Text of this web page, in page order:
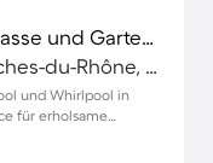
Ferienhaus mit Whirlpool, Terrasse und Garten | Naturblick
Les Baux-de-Provence, Bouches-du-Rhône, Frankreich
und Whirlpool in
für erholsame